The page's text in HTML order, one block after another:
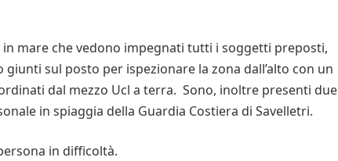
mare che vedono impegnati tutti i soggetti preposti,
sul posto per ispezionare la zona dall’alto con un
dal mezzo Ucl a terra. Sono, inoltre presenti due
in spiaggia della Guardia Costiera di Savelletri.
in difficoltà.